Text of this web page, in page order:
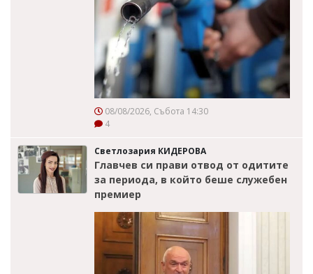
08/08/2026, Събота 14:30
4
Светлозария КИДЕРОВА
Главчев си прави отвод от одитите
за периода, в който беше служебен
премиер